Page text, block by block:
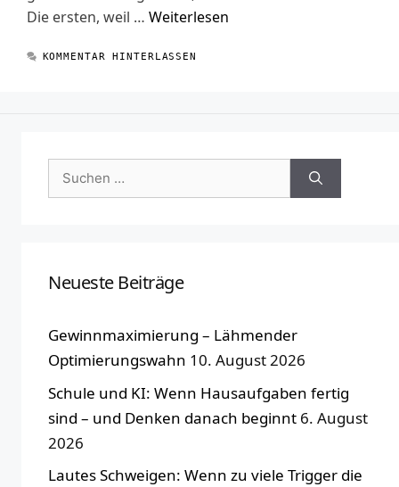
Die ersten, weil … Weiterlesen
KOMMENTAR HINTERLASSEN
Suchen
nach:
Neueste Beiträge
Gewinnmaximierung – Lähmender
Optimierungswahn 10. August 2026
Schule und KI: Wenn Hausaufgaben fertig
sind – und Denken danach beginnt 6. August
2026
Lautes Schweigen: Wenn zu viele Trigger die